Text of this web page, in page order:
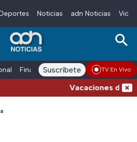
Noticias adn Noticias
Finanzas adn Noticias Radio
Suscríbete TV En Vivo
Vacaciones de